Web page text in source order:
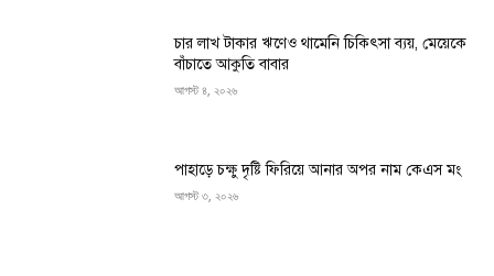
চার লাখ টাকার ঋণেও থামেনি চিকিৎসা ব্যয়, মেয়েকে
বাঁচাতে আকুতি বাবার
আগস্ট ৪, ২০২৬
পাহাড়ে চক্ষু দৃষ্টি ফিরিয়ে আনার অপর নাম কেএস মং
আগস্ট ৩, ২০২৬